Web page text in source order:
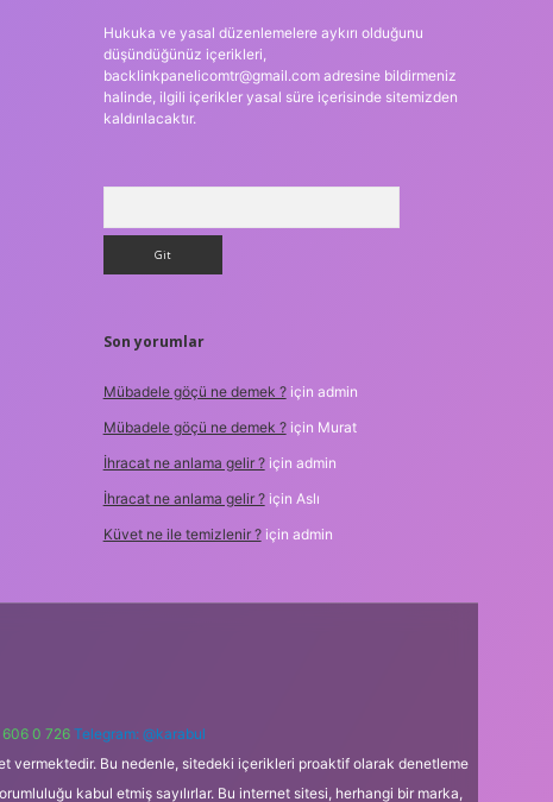
Hukuka ve yasal düzenlemelere aykırı olduğunu
düşündüğünüz içerikleri,
backlinkpanelicomtr@gmail.comadresine bildirmeniz
halinde, ilgili içerikler yasal süre içerisinde sitemizden
kaldırılacaktır.
Son yorumlar
Mübadele göçü ne demek ?için admin
Mübadele göçü ne demek ?için Murat
İhracat ne anlama gelir ?için admin
İhracat ne anlama gelir ?için Aslı
Küvet ne ile temizlenir ?için admin
0 726 Telegram: @karabul
vermektedir. Bu nedenle, sitedeki içerikleri proaktif olarak denetleme
kabul etmiş sayılırlar. Bu internet sitesi, herhangi bir marka,